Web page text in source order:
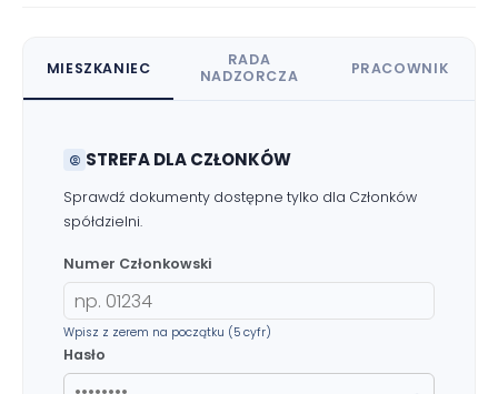
MIESZKANIEC
RADA
NADZORCZA
PRACOWNIK
STREFA DLA CZŁONKÓW
Sprawdź dokumenty dostępne tylko dla Członków
spółdzielni.
Numer Członkowski
Wpisz z zerem na początku (5 cyfr)
Hasło